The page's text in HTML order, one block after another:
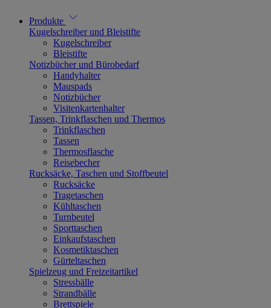
Produkte
Kugelschreiber und Bleistifte
Kugelschreiber
Bleistifte
Notizbücher und Bürobedarf
Handyhalter
Mauspads
Notizbücher
Visitenkartenhalter
Tassen, Trinkflaschen und Thermos
Trinkflaschen
Tassen
Thermosflasche
Reisebecher
Rucksäcke, Taschen und Stoffbeutel
Rucksäcke
Tragetaschen
Kühltaschen
Turnbeutel
Sporttaschen
Einkaufstaschen
Kosmetiktaschen
Gürteltaschen
Spielzeug und Freizeitartikel
Stressbälle
Strandbälle
Brettspiele